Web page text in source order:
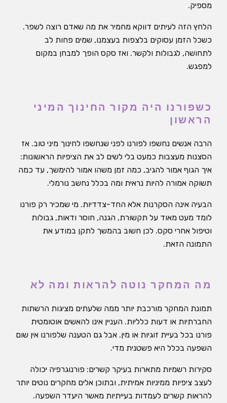
מספיק.
הלחץ הזה לעיתים דווקא מחמיר את מה שאדם רוצה לשפר.
כשכל הזמן עסוקים בלצפות בעצמנו, שמים פחות לב
לתחושה, לגבולות ולקשר. ואז סקס הופך למבחן במקום
למפגש.
כשפורנו היה מקור החינוך המיני
הראשון
הרבה אנשים נחשפו לפורנו לפני שנחשפו לחינוך מיני טוב. אז
הסצנות מעצבות כמעט בלי לשים לב את הציפיות הראשונות:
איך הגוף אמור להגיב, כמה זמן משהו אמור להימשך, עד כמה
תשוקה אמורה להיות נראית ומה בכלל נחשב נורמלי.
הבעיה אינה הסקרנות אלא החד-צדדיות. מי שמכיר רק פורנו
לומד מעט מאוד על תקשורת, הגנה, חוסר ודאות, גבולות
וטיפול אחרי סקס. לכן חשוב בהמשך לתקן במודע את
התמונה הזאת.
מה המחקר נוטה להראות ומה לא
תמונת המחקר מורכבת יותר ממה שלעתים מציגות הרשתות
החברתיות או דעות כלליות. העניין אינו להאשים אוטומטית
פורנו בכל בעיית זוגיות או מין. אבל גם הטענה שלפורנו אין שום
השפעה בכלל היא פשטנית מדי.
סקירות רשמיות מתארות בעיקר קשרים: פורנוגרפיה יכולה
לעצב ציפיות ממיניות אמיתית, ובתוכן אלים מחקרים נוטים יותר
להראות קשרים לעמדות בעייתיות מאשר היעדר השפעה.